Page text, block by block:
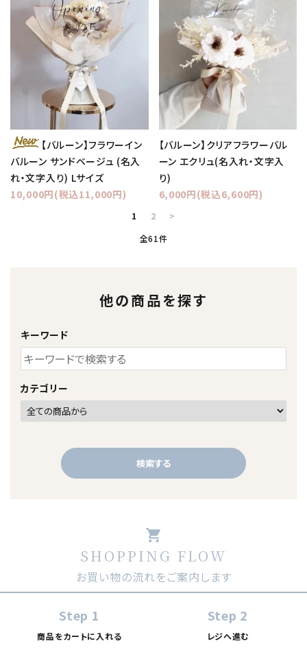
【バルーン】フラワーイン
バルーン サンドベージュ (名入
れ・文字入り) Lサイズ
10,000円(税込11,000円)
【バルーン】クリアフラワーバル
ーン エクリュ(名入れ・文字入
り)
6,000円(税込6,600円)
1 2
>
全61件
他の商品を探す
キーワード
カテゴリー
検索する
キーワード
カテゴリー
shopping_cart
SHOPPING FLOW
お買い物の流れをご案内します
Step 1
商品をカートに入れる
Step 2
レジへ進む